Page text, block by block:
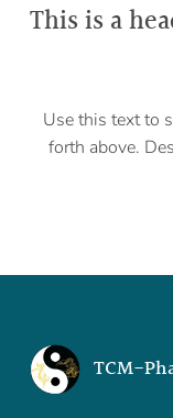
This is a
Use this text to
forth above.
TCM-